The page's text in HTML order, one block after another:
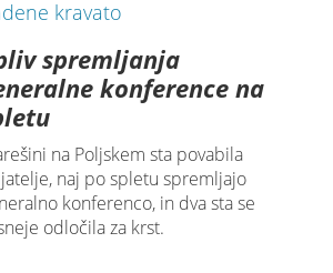
spremljanja
konference na
na Poljskem sta povabila
naj po spletu spremljajo
konferenco, in dva sta se
odločila za krst.